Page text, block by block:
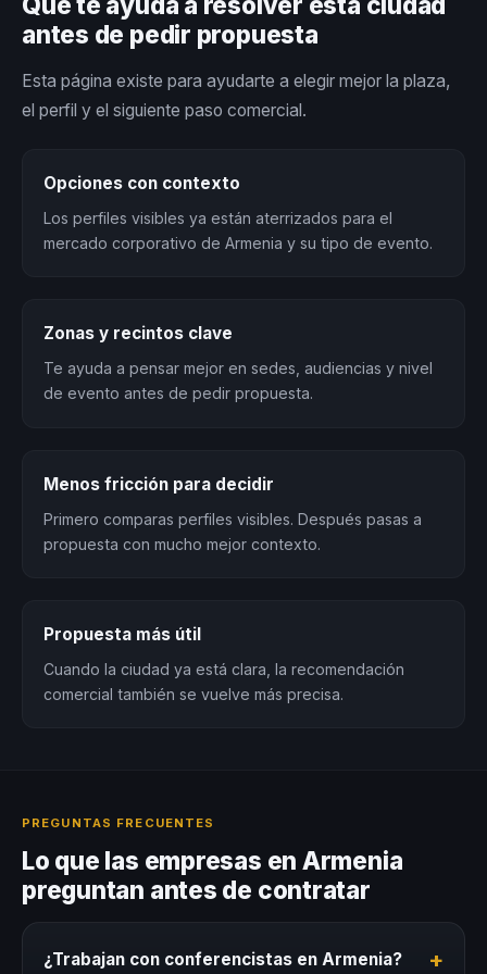
antes de pedir propuesta
Esta página existe para ayudarte a elegir mejor la plaza,
el perfil y el siguiente paso comercial.
Opciones con contexto
Los perfiles visibles ya están aterrizados para el
mercado corporativo de Armenia y su tipo de evento.
Zonas y recintos clave
Te ayuda a pensar mejor en sedes, audiencias y nivel
de evento antes de pedir propuesta.
Menos fricción para decidir
Primero comparas perfiles visibles. Después pasas a
propuesta con mucho mejor contexto.
Propuesta más útil
Cuando la ciudad ya está clara, la recomendación
comercial también se vuelve más precisa.
PREGUNTAS FRECUENTES
Lo que las empresas en Armenia
preguntan antes de contratar
¿Trabajan con conferencistas en Armenia? +